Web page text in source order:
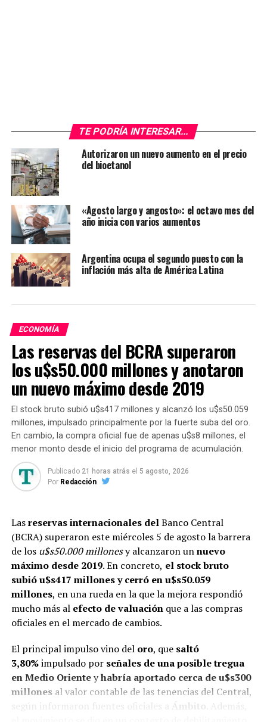
el 25% del PBI) y un esquema cambiario que operó como
ancla nominal, con una apreciación real de 41% desde
diciembre de 2023. Esto permitió llevar la inflación a la
zona del 2% mensual”.
Vale recordar que el IPC de 2024 fue de 117,8% y marcó
una fuerte desaceleración frente al 211,4% de 2023,
último año del gobierno de Alberto Fernández, a pesar
de la herencia e inercia recibida.
La inflación prevista en el último Relevamiento de
Expectativas de Mercado (REM) para todo 2026 es de
20,5%. En principio, en enero volvería a superar el 2%.
Para que el IPC llegue a un dígito anual recién habría
privadas.
La evolución del tipo de cambio tras las modificaciones
en el esquema de bandas incidirá en el proceso de baja
durante los próximos meses dado que el techo y el piso
se actualizarán por inflación con dos meses de rezago.
“La eliminación de un ancla nominal exógena de 1% por
un ritmo más alto provocará menos anclaje en los
bienes transables”, señala PPI.
Según GMA, hacia 2026, el foco se desplazaría en favor
de la acumulación de reservas, “demandando ahora otro
interés reales positivas.
FUENTE:Infobae
TEMAS RELACIONADOS: ACTUALIDAD INDEC
INFLACIÓN
PRECIOS
SIGUENTE
Canasta básica: una familia necesitó más de $1.300.000
para no ser pobre
ANTERIOR
Unos 22.000 pasajeros varados tras 125 vuelos
suspendidos por Flybondi en plena temporada turística
TE PODRÍA INTERESAR...
Autorizaron un nuevo aumento en el precio
del bioetanol
«Agosto largo y angosto»: el octavo mes del
año inicia con varios aumentos
Argentina ocupa el segundo puesto con la
inflación más alta de América Latina
ECONOMÍA
Las reservas del BCRA superaron
los u$s50.000 millones y anotaron
un nuevo máximo desde 2019
El stock bruto subió u$s417 millones y alcanzó los u$s50.059
millones, impulsado principalmente por la fuerte suba del oro.
En cambio, la compra oficial fue de apenas u$s8 millones, el
menor monto desde el inicio del programa de acumulación.
Publicado 21 horas atrás el 5 agosto, 2026
Por Redacción
Lasreservas internacionales delBanco Central
(BCRA) superaron este miércoles 5 de agosto la barrera
de los u$s50.000 millonesy alcanzaron unnuevo
máximo desde 2019. En concreto, el stock bruto
subió u$s417 millones y cerró en u$s50.059
millones, en una rueda en la que la mejora respondió
mucho más al efecto de valuación que a las compras
oficiales en el mercado de cambios.
El principal impulso vino del oro, quesaltó
3,80%impulsado por señales de una posible tregua
en Medio Orienteyhabría aportado cerca de u$s300
millonesal valor contable de las tenencias del Central,
según informaron fuentes oficiales a
Ámbito
. Además,